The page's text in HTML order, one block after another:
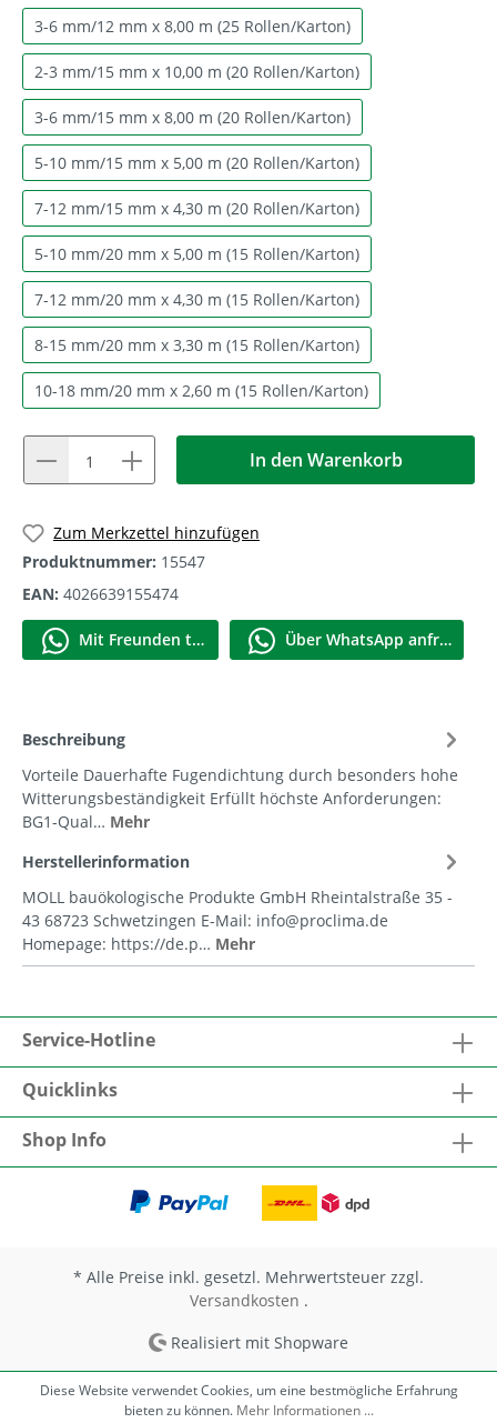
3-6 mm/12 mm x 8,00 m (25 Rollen/Karton)
2-3 mm/15 mm x 10,00 m (20 Rollen/Karton)
3-6 mm/15 mm x 8,00 m (20 Rollen/Karton)
5-10 mm/15 mm x 5,00 m (20 Rollen/Karton)
7-12 mm/15 mm x 4,30 m (20 Rollen/Karton)
5-10 mm/20 mm x 5,00 m (15 Rollen/Karton)
7-12 mm/20 mm x 4,30 m (15 Rollen/Karton)
8-15 mm/20 mm x 3,30 m (15 Rollen/Karton)
10-18 mm/20 mm x 2,60 m (15 Rollen/Karton)
1 In den Warenkorb
Zum Merkzettel hinzufügen
Produktnummer: 15547
EAN: 4026639155474
Mit Frеunden teilen Über WhatѕApp anfragеn
Beschreibung
Vorteile Dauerhafte Fugendichtung durch besonders hohe
Witterungsbeständigkeit Erfüllt höchste Anforderungen:
BG1-Qual… Mehr
Herstellerinformation
MOLL bauökologische Produkte GmbH Rheintalstraße 35 -
43 68723 Schwetzingen E-Mail: info@proclima.de
Homepage: https://de.p… Mehr
Service-Hotline
Quicklinks
Shop Info
* Alle Preise inkl. gesetzl. Mehrwertsteuer zzgl.
Versandkosten .
Realisiert mit Shopware
Diese Website verwendet Cookies, um eine bestmögliche Erfahrung
bieten zu können. Mehr Informationen ...